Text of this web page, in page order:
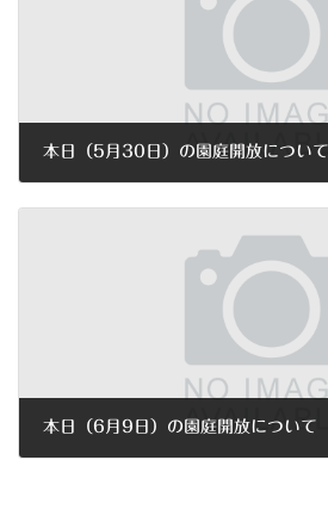
本日（5月30日）の園庭開放について
本日（6月9日）の園庭開放について